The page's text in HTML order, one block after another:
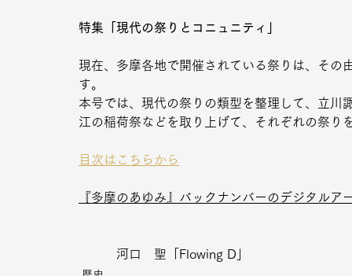
特集「現代の祭りとコニュニティ」
現在、多摩各地で開催されている祭りは、その
す。
本号では、現代の祭りの類型を整理して、立川
江の稲荷祭などを取り上げて、それぞれの祭り
目次はこちらから
『多摩のあゆみ』バックナンバーのデジタル
河口　聖「Flowing D」